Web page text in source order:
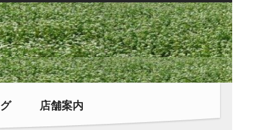
店舗案内